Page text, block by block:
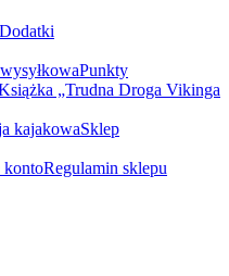
Dodatki
Punkty
„Trudna Droga Vikinga
kajakowaSklep
kontoRegulamin sklepu